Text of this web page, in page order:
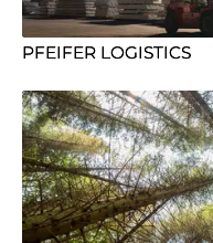
PFEIFER LOGISTICS